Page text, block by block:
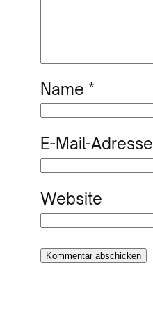
Name *
E-Mail-Adresse
Website